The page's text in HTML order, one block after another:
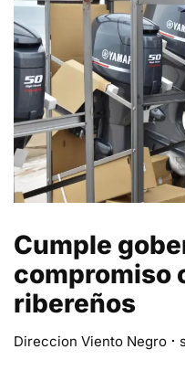
Cumple
compromiso
ribereños
Direccion Viento Negro